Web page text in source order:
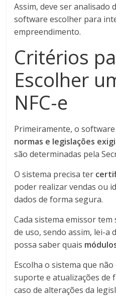
Assim, deve ser analisado
software escolher para
empreendimento.
Critérios
Escolher
NFC-e
Primeiramente, o
normas e legislações
são determinadas pela
O sistema precisa ter
poder realizar vendas ou
dados de forma segura.
Cada sistema emissor tem
de uso, sendo assim, lei-a
possa saber quais
Escolha o sistema que
suporte e atualizações de
caso de alterações da